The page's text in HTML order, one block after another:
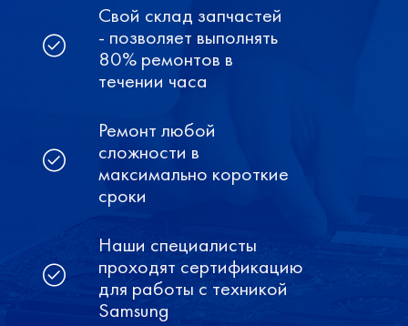
Свой склад запчастей
- позволяет выполнять
80% ремонтов в
течении часа
Ремонт любой
сложности в
максимально короткие
сроки
Наши специалисты
проходят сертификацию
для работы с техникой
Samsung